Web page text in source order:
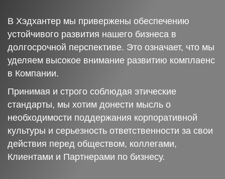
В Хэдхантер мы привержены обеспечению
устойчивого развития нашего бизнеса в
долгосрочной перспективе. Это означает, что мы
уделяем высокое внимание развитию комплаенс
в Компании.
Принимая и строго соблюдая этические
стандарты, мы хотим донести мысль о
необходимости поддержания корпоративной
культуры и серьезность ответственности за свои
действия перед обществом, коллегами,
Клиентами и Партнерами по бизнесу.